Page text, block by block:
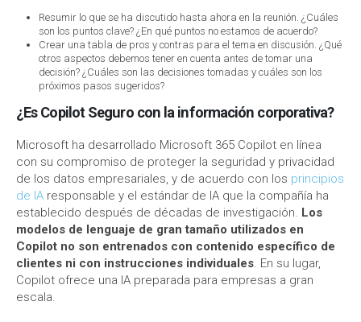
Resumir lo que se ha discutido hasta ahora en la reunión. ¿Cuáles
son los puntos clave? ¿En qué puntos no estamos de acuerdo?
Crear una tabla de pros y contras para el tema en discusión. ¿Qué
otros aspectos debemos tener en cuenta antes de tomar una
decisión? ¿Cuáles son las decisiones tomadas y cuáles son los
próximos pasos sugeridos?
¿Es Copilot Seguro con la información corporativa?
Microsoft ha desarrollado Microsoft 365 Copilot en línea
con su compromiso de proteger la seguridad y privacidad
de los datos empresariales, y de acuerdo con los principios
de IA responsable y el estándar de IA que la compañía ha
establecido después de décadas de investigación. Los
modelos de lenguaje de gran tamaño utilizados en
Copilot no son entrenados con contenido específico de
clientes ni con instrucciones individuales. En su lugar,
Copilot ofrece una IA preparada para empresas a gran
escala.